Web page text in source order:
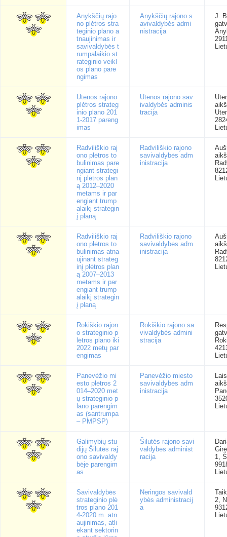
Anykščių rajo
no plėtros stra
teginio plano a
tnaujinimas ir
savivaldybės t
rumpalaikio st
rateginio veikl
os plano pare
ngimas
Anykščių rajono s
avivaldybės admi
nistracija
J.
Utenos rajono
plėtros strateg
inio plano 201
1-2017 pareng
imas
Utenos rajono sav
ivaldybės adminis
tracija
Radviliškio raj
ono plėtros to
bulinimas pare
ngiant strategi
nį plėtros plan
ą 2012–2020
metams ir par
engiant trump
alaikį strategin
į planą
Radviliškio rajono
savivaldybės adm
inistracija
Radviliškio raj
ono plėtros to
bulinimas atna
ujinant strateg
inį plėtros plan
ą 2007–2013
metams ir par
engiant trump
alaikį strategin
į planą
Radviliškio rajono
savivaldybės adm
inistracija
Rokiškio rajon
o strateginio p
lėtros plano iki
2022 metų par
engimas
Rokiškio rajono sa
vivaldybės admini
stracija
Panevėžio mi
esto plėtros 2
014–2020 met
ų strateginio p
lano parengim
as (santrumpa
– PMPSP)
Panevėžio miesto
savivaldybės adm
inistracija
Galimybių stu
dijų Šilutės raj
ono savivaldy
bėje parengim
as
Šilutės rajono savi
valdybės administ
racija
1,
Savivaldybės
strateginio plė
tros plano 201
4-2020 m. atn
aujinimas, atli
ekant sektorin
Neringos savivald
ybės administracij
a
2,